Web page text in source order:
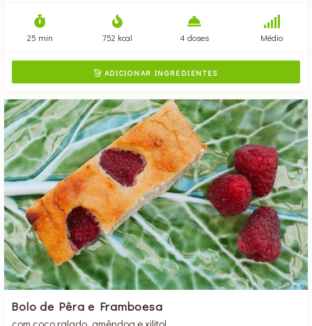
25 min 752 kcal 4 doses Médio
ADICIONAR INGREDIENTES
Bolo de Pêra e Framboesa